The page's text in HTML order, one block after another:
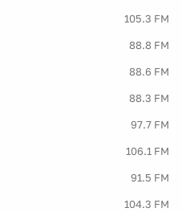
105.3 FM
88.8 FM
88.6 FM
88.3 FM
97.7 FM
106.1 FM
91.5 FM
104.3 FM